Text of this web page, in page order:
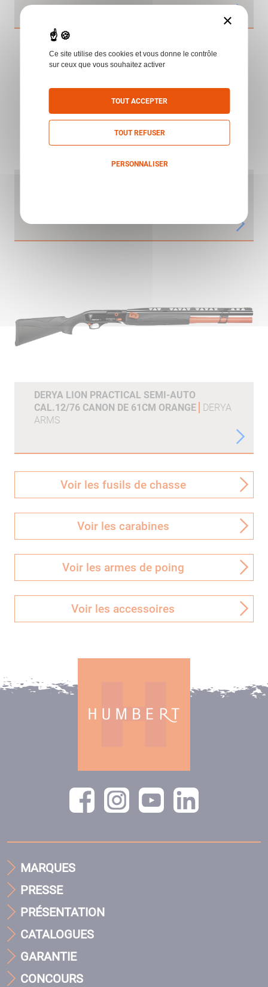
DERYA LION PRACTICAL SEMI-AUTO
CAL.12/76 CANON DE 61CM ORANGE
DERYA
ARMS
Voir les fusils de chasse
Voir les carabines
Voir les armes de poing
Voir les accessoires
MARQUES
PRESSE
PRÉSENTATION
CATALOGUES
GARANTIE
CONCOURS
×
Ce site utilise des cookies et vous donne le contrôle
sur ceux que vous souhaitez activer
TOUT ACCEPTER
TOUT REFUSER
PERSONNALISER